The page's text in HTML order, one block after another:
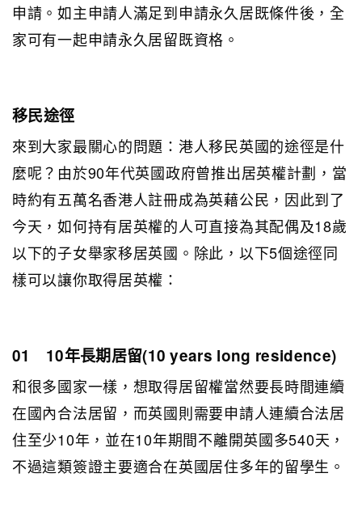
申請。如主申請人滿足到申請永久居既條件後，全
家可有一起申請永久居留既資格。
移民途徑
來到大家最關心的問題：港人移民英國的途徑是什
麼呢？由於90年代英國政府曾推出居英權計劃，當
時約有五萬名香港人註冊成為英藉公民，因此到了
今天，如何持有居英權的人可直接為其配偶及18歲
以下的子女舉家移居英國。除此，以下5個途徑同
樣可以讓你取得居英權：
01 10年長期居留(10 years long residence)
和很多國家一樣，想取得居留權當然要長時間連續
在國內合法居留，而英國則需要申請人連續合法居
住至少10年，並在10年期間不離開英國多540天，
不過這類簽證主要適合在英國居住多年的留學生。